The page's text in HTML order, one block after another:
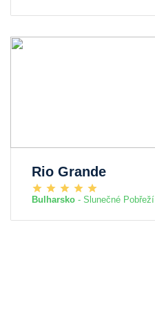
Rio Grande
Bulharsko - Slunečné Pobřeží